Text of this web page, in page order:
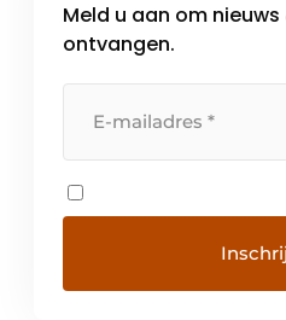
Meld u aan om
ontvangen.